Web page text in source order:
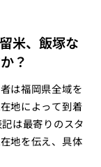
米、飯塚な
？
は福岡県全域を
地によって到着
は最寄りのスタ
地を伝え、具体